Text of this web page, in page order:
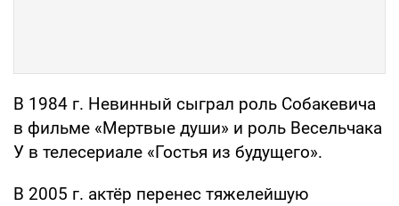
В 1984 г. Невинный сыграл роль Собакевича
в фильме «Мертвые души» и роль Весельчака
У в телесериале «Гостья из будущего».
В 2005 г. актёр перенес тяжелейшую